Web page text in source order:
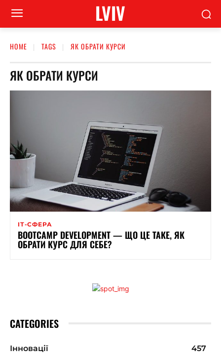
LVIV
HOME TAGS ЯК ОБРАТИ КУРСИ
ЯК ОБРАТИ КУРСИ
ІТ-СФЕРА
BOOTCAMP DEVELOPMENT — ЩО ЦЕ ТАКЕ, ЯК
ОБРАТИ КУРС ДЛЯ СЕБЕ?
CATEGORIES
Інновації
457